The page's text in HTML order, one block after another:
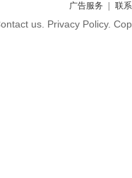
广告服务 联
us. Privacy Policy.